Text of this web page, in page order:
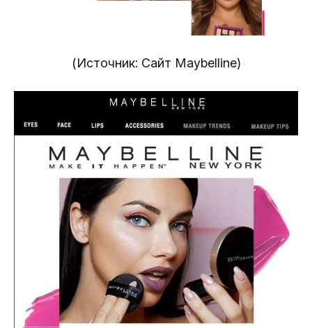
(Источник: Сайт Maybelline)